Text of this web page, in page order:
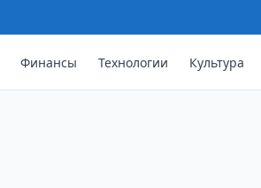
Финансы Технологии Культура
в 4,3 раза.